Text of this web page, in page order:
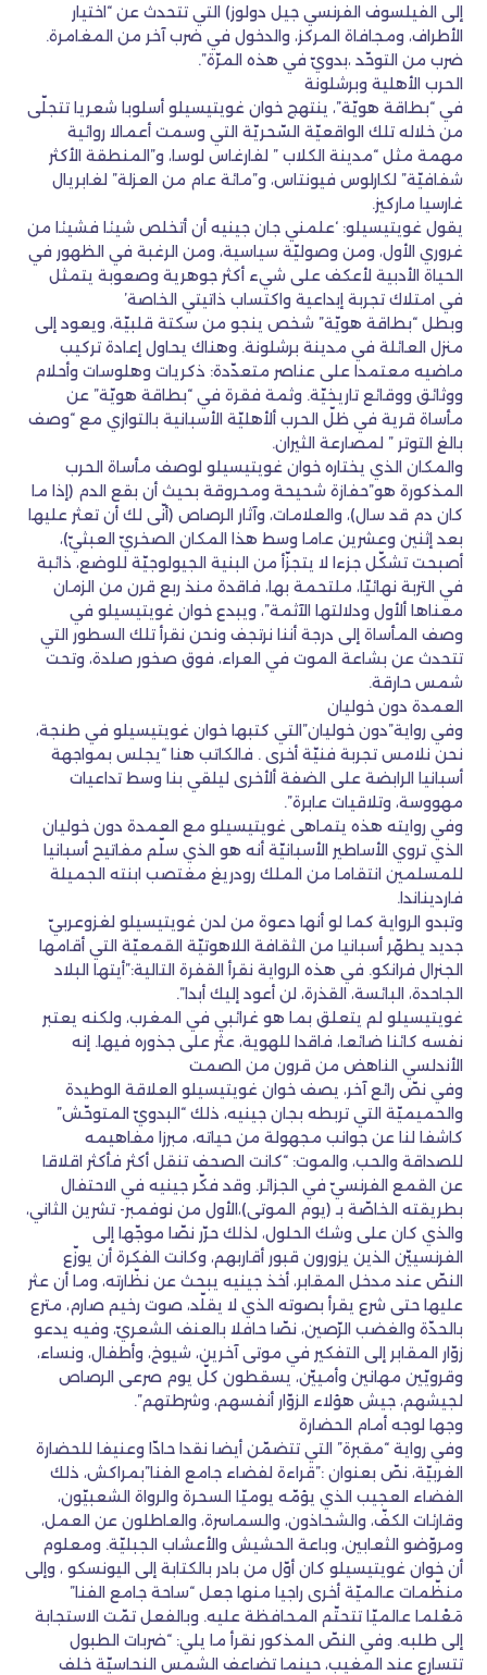
إلى الفيلسوف الفرنسي جيل دولوز) التي تتحدث عن “اختيار
الأطراف، ومجافاة المركز، والدخول في ضرب آخر من المغامرة.
ضرب من التوحّد ،بدويّ في هذه المرّة”.
الحرب الأهلية وبرشلونة
في “بطاقة هويّة”، ينتهج خوان غويتيسيلو أسلوبا شعريا تتجلّى
من خلاله تلك الواقعيّة السّحريّة التي وسمت أعمالا روائية
مهمة مثل “مدينة الكلاب ” لفارغاس لوسا، و”المنطقة الأكثر
شفافيّة” لكارلوس فيونتاس، و”مائة عام من العزلة” لغابريال
غارسيا ماركيز.
يقول غويتيسيلو: ‘علمني جان جينيه أن أتخلص شيئا فشيئا من
غروري الأول، ومن وصوليّة سياسية، ومن الرغبة في الظهور في
الحياة الأدبية لأعكف على شيء أكثر جوهرية وصعوبة يتمثل
في امتلاك تجربة إبداعية واكتساب ذاتيتي الخاصة’
وبطل “بطاقة هويّة” شخص ينجو من سكتة قلبيّة، ويعود إلى
منزل العائلة في مدينة برشلونة. وهناك يحاول إعادة تركيب
ماضيه معتمدا على عناصر متعدّدة: ذكريات وهلوسات وأحلام
ووثائق ووقائع تاريخيّة. وثمة فقرة في “بطاقة هويّة” عن
مأساة قرية في ظلّ الحرب ألأهليّة الأسبانية بالتوازي مع “وصف
بالغ التوتر ” لمصارعة الثيران.
والمكان الذي يختاره خوان غويتيسيلو لوصف مأساة الحرب
المذكورة هو”حفازة شحيحة ومحروقة بحيث أن بقع الدم (إذا ما
كان دم قد سال)، والعلامات، وآثار الرصاص (أنّى لك أن تعثر عليها
بعد إثنين وعشرين عاما وسط هذا المكان الصخريّ العبثيّ)،
أصبحت تشكّل جزءا لا يتجزّأ من البنية الجيولوجيّة للوضع، ذائبة
في التربة نهائيّا، ملتحمة بها، فاقدة منذ ربع قرن من الزمان
معناها ألأول ودلالتها الآثمة”، ويبدع خوان غويتيسيلو في
وصف المأساة إلى درجة أننا نرتجف ونحن نقرأ تلك السطور التي
تتحدث عن بشاعة الموت في العراء، فوق صخور صلدة، وتحت
شمس حارقة.
العمدة دون خوليان
وفي رواية”دون خوليان”التي كتبها خوان غويتيسيلو في طنجة،
نحن نلامس تجربة فنيّة أخرى . فالكاتب هنا “يجلس بمواجهة
أسبانيا الرابضة على الضفة ألأخرى ليلقي بنا وسط تداعيات
مهووسة، وتلاقيات عابرة”.
وفي روايته هذه يتماهى غويتيسيلو مع العمدة دون خوليان
الذي تروي الأساطير الأسبانيّة أنه هو الذي سلّم مفاتيح أسبانيا
للمسلمين انتقاما من الملك رودريغ مغتصب ابنته الجميلة
فارديناندا.
وتبدو الرواية كما لو أنها دعوة من لدن غويتيسيلو لغزوعربيّ
جديد يطهّر أسبانيا من الثقافة اللاهوتيّة القمعيّة التي أقامها
الجنرال فرانكو. في هذه الرواية نقرأ القفرة التالية:”أيتها البلاد
الجاحدة، البائسة، القذرة، لن أعود إليك أبدا”.
غويتيسيلو لم يتعلق بما هو غرائبي في المغرب، ولكنه يعتبر
نفسه كائنا ضائعا، فاقدا للهوية، عثر على جذوره فيها. إنه
الأندلسي الناهض من قرون من الصمت
وفي نصّ رائع آخر، يصف خوان غويتيسيلو العلاقة الوطيدة
والحميميّة التي تربطه بجان جينيه، ذلك “البدويّ المتوحّش”
كاشفا لنا عن جوانب مجهولة من حياته، مبرزا مفاهيمه
للصداقة والحب، والموت: “كانت الصحف تنقل أكثر فأكثر اقلاقا
عن القمع الفرنسيّ في الجزائر. وقد فكّر جينيه في الاحتفال
بطريقته الخاصّة بـ (يوم الموتى)،الأول من نوفمبر- تشرين الثاني،
والذي كان على وشك الحلول، لذلك حرّر نصّا موجّها إلى
الفرنسييّن الذين يزورون قبور أقاربهم، وكانت الفكرة أن يوزّع
النصّ عند مدخل المقابر، أخذ جينيه يبحث عن نظّارته، وما أن عثر
عليها حتى شرع يقرأ بصوته الذي لا يقلّد، صوت رخيم صارم، مترع
بالحدّة والغضب الرّصين، نصّا حافلا بالعنف الشعريّ، وفيه يدعو
زوّار المقابر إلى التفكير في موتى آخرين، شيوخ، وأطفال، ونساء،
وقرويّين مهانين وأمييّن، يسقطون كلّ يوم صرعى الرصاص
لجيشهم، جيش هؤلاء الزوّار أنفسهم، وشرطتهم”.
وجها لوجه أمام الحضارة
وفي رواية “مقبرة” التي تتضمّن أيضا نقدا حادّا وعنيفا للحضارة
الغربيّة، نصّ بعنوان :”قراءة لفضاء جامع الفنا”بمراكش، ذلك
الفضاء العجيب الذي يؤمّه يوميّا السحرة والرواة الشعبيّون،
وقارئات الكفّ، والشحاذون، والسماسرة، والعاطلون عن العمل،
ومروّضو الثعابين، وباعة الحشيش والأعشاب الجبليّة. ومعلوم
أن خوان غويتيسيلو كان أوّل من بادر بالكتابة إلى اليونسكو ، وإلى
منظّمات عالميّة أخرى راجيا منها جعل “ساحة جامع الفنا”
مَعْلما عالميّا تتحتّم المحافظة عليه. وبالفعل تمّت الاستجابة
إلى طلبه. وفي النصّ المذكور نقرأ ما يلي: “ضربات الطبول
تتسارع عند المغيب، حينما تضاعف الشمس النحاسيّة خلف